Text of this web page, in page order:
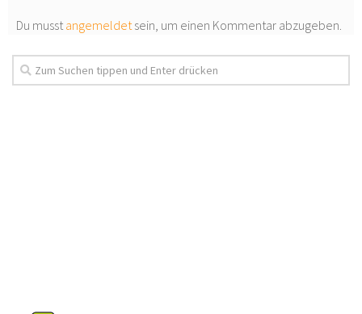
Du musstangemeldetsein, um einen Kommentar abzugeben.